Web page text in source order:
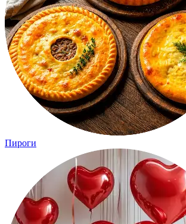
Пироги